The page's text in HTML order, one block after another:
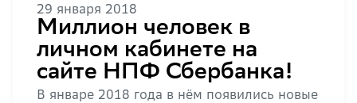
29 января 2018
Миллион человек в
личном кабинете на
сайте НПФ Сбербанка!
В январе 2018 года в нём появились новые